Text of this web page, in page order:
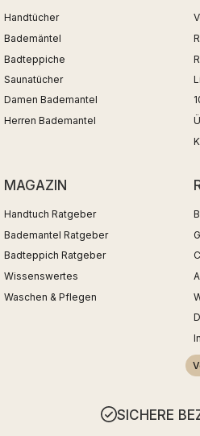
Handtücher
Bademäntel
Badteppiche
Saunatücher
Damen Bademantel
Herren Bademantel
MAGAZIN
Handtuch Ratgeber
Bademantel Ratgeber
Badteppich Ratgeber
Wissenswertes
Waschen & Pflegen
SICHERE